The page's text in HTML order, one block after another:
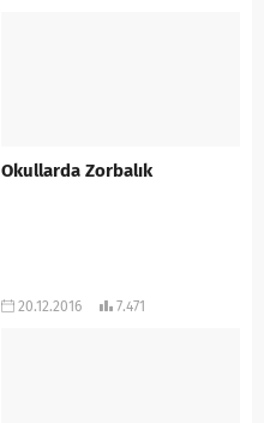
Okullarda Zorbalık
20.12.2016 7.471